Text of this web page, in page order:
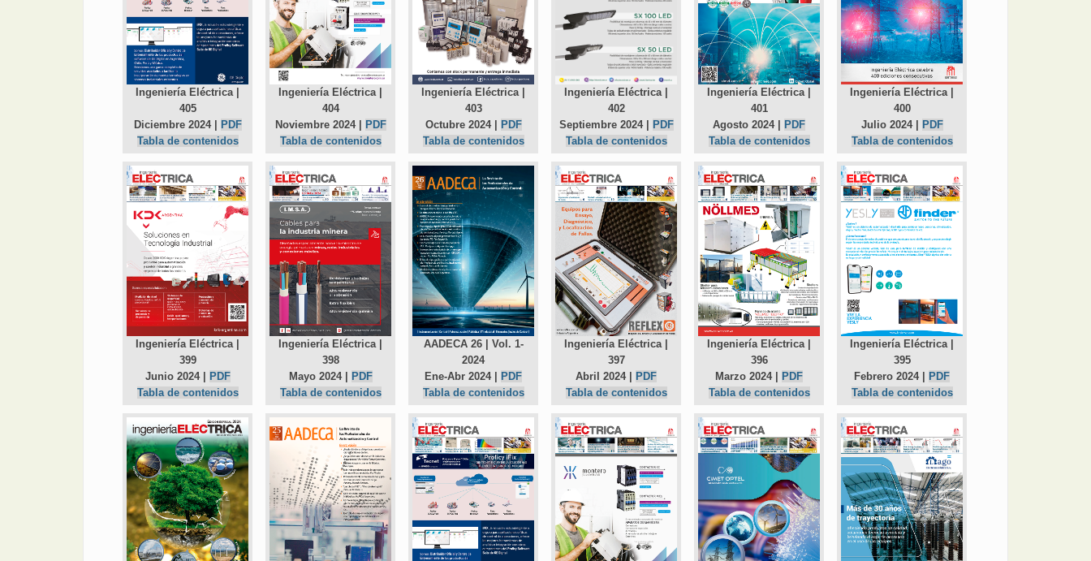
Ingeniería Eléctrica |
405
Diciembre 2024 |
PDF
Tabla de contenidos
Ingeniería Eléctrica |
404
Noviembre 2024 |
PDF
Tabla de contenidos
Ingeniería Eléctrica |
403
Octubre 2024 |
PDF
Tabla de contenidos
Ingeniería Eléctrica |
402
Septiembre 2024 |
PDF
Tabla de contenidos
Ingeniería Eléctrica |
401
Agosto 2024 |
PDF
Tabla de contenidos
Ingeniería Eléctrica |
400
Julio 2024 |
PDF
Tabla de contenidos
Ingeniería Eléctrica |
399
Junio 2024 |
PDF
Tabla de contenidos
Ingeniería Eléctrica |
398
Mayo 2024 |
PDF
Tabla de contenidos
AADECA 26 | Vol. 1-
2024
Ene-Abr 2024 |
PDF
Tabla de contenidos
Ingeniería Eléctrica |
397
Abril 2024 |
PDF
Tabla de contenidos
Ingeniería Eléctrica |
396
Marzo 2024 |
PDF
Tabla de contenidos
Ingeniería Eléctrica |
395
Febrero 2024 |
PDF
Tabla de contenidos